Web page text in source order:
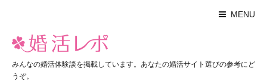
MENU
みんなの婚活体験談を掲載しています。あなたの婚活サイト選びの参考にど
うぞ。